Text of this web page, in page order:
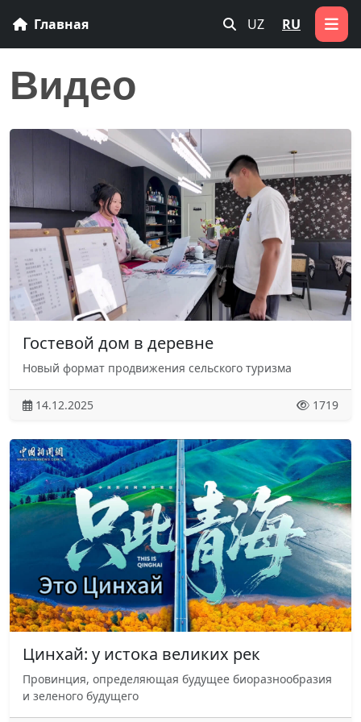
Главная UZ RU
Видео
Гостевой дом в деревне
Новый формат продвижения сельского туризма
14.12.2025 1719
Цинхай: у истока великих рек
Провинция, определяющая будущее биоразнообразия
и зеленого будущего